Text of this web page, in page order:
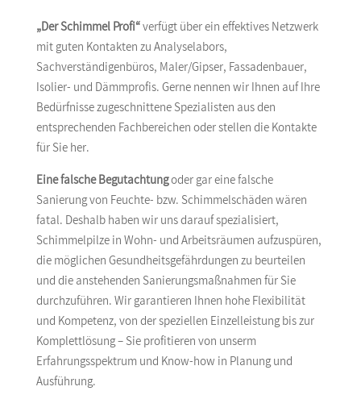
„Der Schimmel Profi“verfügt über ein effektives Netzwerk
mit guten Kontakten zu Analyselabors,
Sachverständigenbüros, Maler/Gipser, Fassadenbauer,
Isolier- und Dämmprofis. Gerne nennen wir Ihnen auf Ihre
Bedürfnisse zugeschnittene Spezialisten aus den
entsprechenden Fachbereichen oder stellen die Kontakte
für Sie her.
Eine falsche Begutachtungoder gar eine falsche
Sanierung von Feuchte- bzw. Schimmelschäden wären
fatal. Deshalb haben wir uns darauf spezialisiert,
Schimmelpilze in Wohn- und Arbeitsräumen aufzuspüren,
die möglichen Gesundheitsgefährdungen zu beurteilen
und die anstehenden Sanierungsmaßnahmen für Sie
durchzuführen. Wir garantieren Ihnen hohe Flexibilität
und Kompetenz, von der speziellen Einzelleistung bis zur
Komplettlösung – Sie profitieren von unserm
Erfahrungsspektrum und Know-how in Planung und
Ausführung.